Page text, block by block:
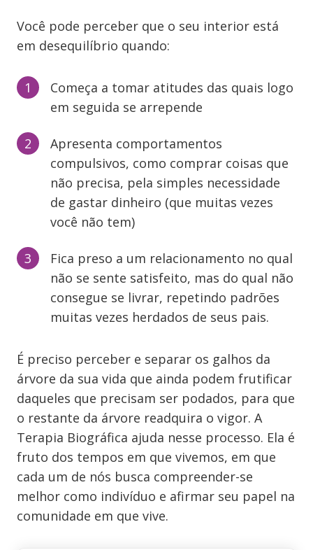
Você pode perceber que o seu interior está
em desequilíbrio quando:
Começa a tomar atitudes das quais logo
em seguida se arrepende
Apresenta comportamentos
compulsivos, como comprar coisas que
não precisa, pela simples necessidade
de gastar dinheiro (que muitas vezes
você não tem)
Fica preso a um relacionamento no qual
não se sente satisfeito, mas do qual não
consegue se livrar, repetindo padrões
muitas vezes herdados de seus pais.
É preciso perceber e separar os galhos da
árvore da sua vida que ainda podem frutificar
daqueles que precisam ser podados, para que
o restante da árvore readquira o vigor. A
Terapia Biográfica ajuda nesse processo. Ela é
fruto dos tempos em que vivemos, em que
cada um de nós busca compreender-se
melhor como indivíduo e afirmar seu papel na
comunidade em que vive.